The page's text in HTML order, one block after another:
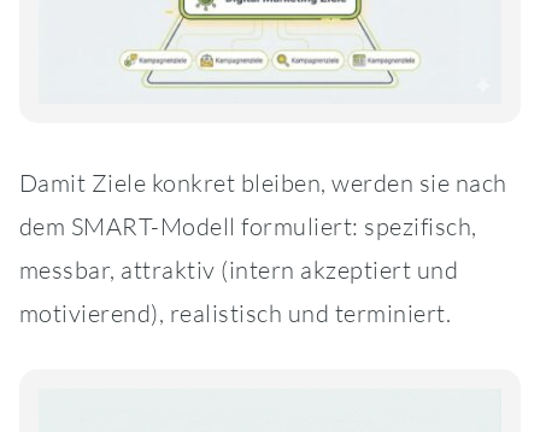
Damit Ziele konkret bleiben, werden sie nach
dem SMART-Modell formuliert: spezifisch,
messbar, attraktiv (intern akzeptiert und
motivierend), realistisch und terminiert.